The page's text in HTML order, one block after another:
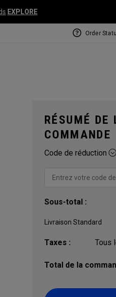
EXPLORE
Order
RÉSUMÉ DE
COMMANDE
Code de réduction
Sous-total :
Taxes : Tous
Total de la